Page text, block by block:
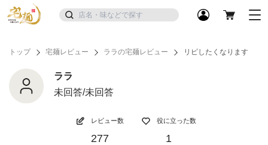
トップ 宅麺レビュー ララの宅麺レビュー リピしたくなります
ララ
未回答/未回答
レビュー数
277
役に立った数
1